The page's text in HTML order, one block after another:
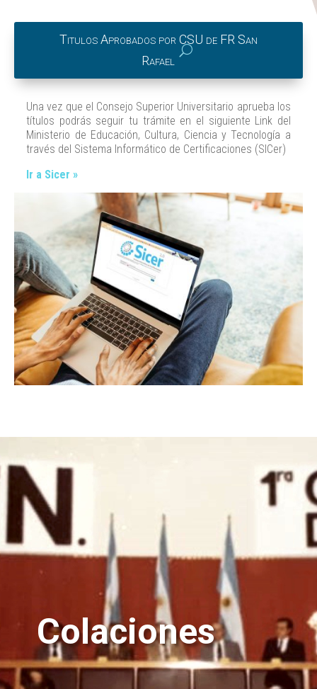
Titulos Aprobados por CSU de FR San
Rafael
Una vez que el Consejo Superior Universitario aprueba los
títulos podrás seguir tu trámite en el siguiente Link del
Ministerio de Educación, Cultura, Ciencia y Tecnología a
través del Sistema Informático de Certificaciones (SICer)
Ir a Sicer »
Colaciones